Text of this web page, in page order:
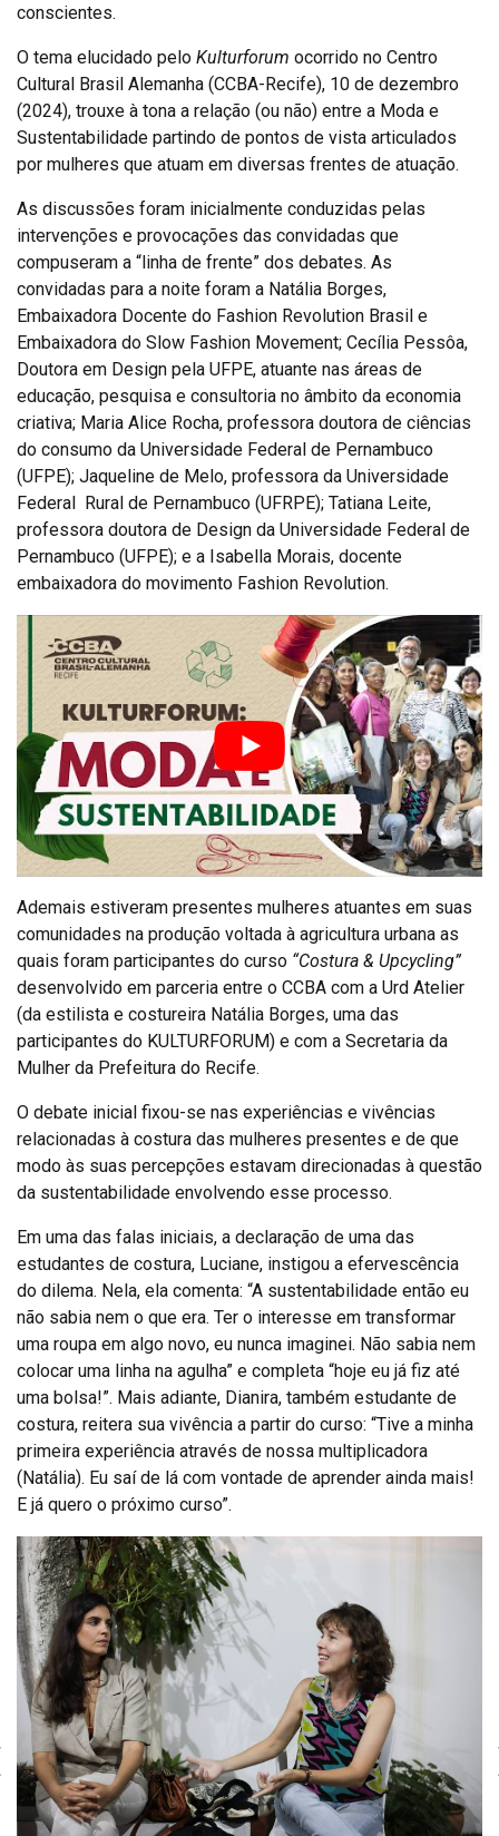
conscientes.
O tema elucidado pelo Kulturforum ocorrido no Centro
Cultural Brasil Alemanha (CCBA-Recife), 10 de dezembro
(2024), trouxe à tona a relação (ou não) entre a Moda e
Sustentabilidade partindo de pontos de vista articulados
por mulheres que atuam em diversas frentes de atuação.
As discussões foram inicialmente conduzidas pelas
intervenções e provocações das convidadas que
compuseram a “linha de frente” dos debates. As
convidadas para a noite foram a Natália Borges,
Embaixadora Docente do Fashion Revolution Brasil e
Embaixadora do Slow Fashion Movement; Cecília Pessôa,
Doutora em Design pela UFPE, atuante nas áreas de
educação, pesquisa e consultoria no âmbito da economia
criativa; Maria Alice Rocha, professora doutora de ciências
do consumo da Universidade Federal de Pernambuco
(UFPE); Jaqueline de Melo, professora da Universidade
Federal Rural de Pernambuco (UFRPE); Tatiana Leite,
professora doutora de Design da Universidade Federal de
Pernambuco (UFPE); e a Isabella Morais, docente
embaixadora do movimento Fashion Revolution.
Ademais estiveram presentes mulheres atuantes em suas
comunidades na produção voltada à agricultura urbana as
quais foram participantes do curso “Costura & Upcycling”
desenvolvido em parceria entre o CCBA com a Urd Atelier
(da estilista e costureira Natália Borges, uma das
participantes do KULTURFORUM) e com a Secretaria da
Mulher da Prefeitura do Recife.
O debate inicial fixou-se nas experiências e vivências
relacionadas à costura das mulheres presentes e de que
modo às suas percepções estavam direcionadas à questão
da sustentabilidade envolvendo esse processo.
Em uma das falas iniciais, a declaração de uma das
estudantes de costura, Luciane, instigou a efervescência
do dilema. Nela, ela comenta: “A sustentabilidade então eu
não sabia nem o que era. Ter o interesse em transformar
uma roupa em algo novo, eu nunca imaginei. Não sabia nem
colocar uma linha na agulha” e completa “hoje eu já fiz até
uma bolsa!”. Mais adiante, Dianira, também estudante de
costura, reitera sua vivência a partir do curso: “Tive a minha
primeira experiência através de nossa multiplicadora
(Natália). Eu saí de lá com vontade de aprender ainda mais!
E já quero o próximo curso”.